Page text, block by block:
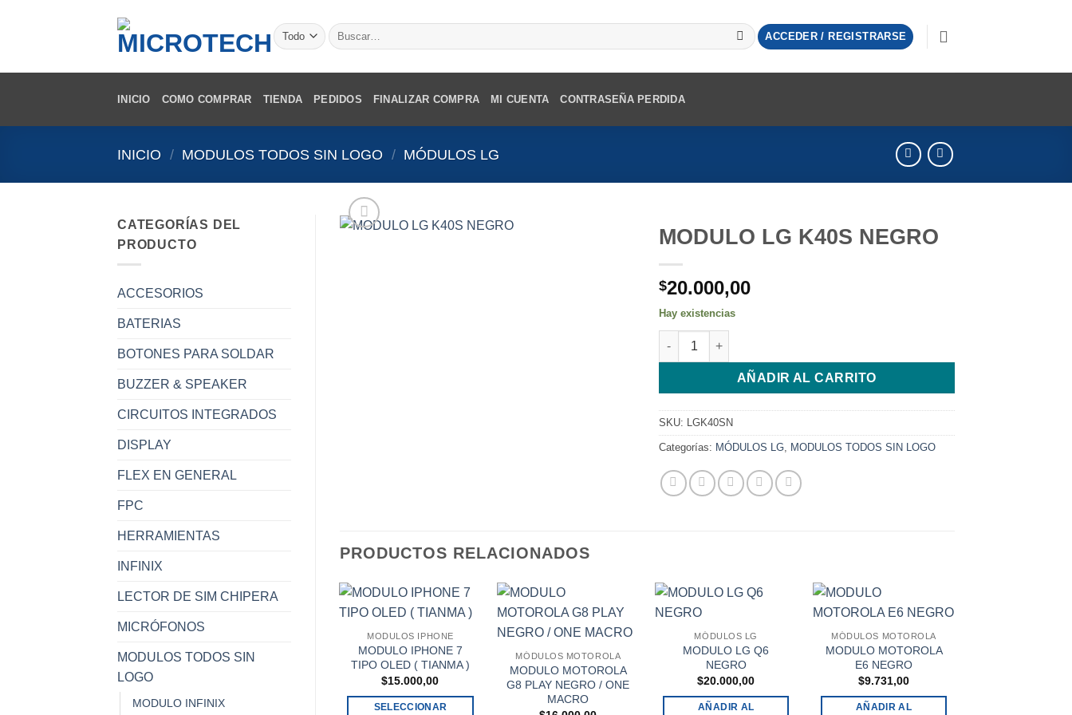
Buscar
por:
ACCEDER / REGISTRARSE
INICIO COMO COMPRAR TIENDA PEDIDOS FINALIZAR COMPRA MI CUENTA CONTRASEÑA PERDIDA
INICIO / MODULOS TODOS SIN LOGO / MÓDULOS LG
CATEGORÍAS DEL
PRODUCTO
ACCESORIOS
BATERIAS
BOTONES PARA SOLDAR
BUZZER & SPEAKER
CIRCUITOS INTEGRADOS
DISPLAY
FLEX EN GENERAL
FPC
HERRAMIENTAS
INFINIX
LECTOR DE SIM CHIPERA
MICRÓFONOS
MODULOS TODOS SIN
LOGO
MODULO INFINIX
MODULO LG K40S NEGRO
$20.000,00
Hay existencias
MODULO LG K40S NEGRO cantidad
AÑADIR AL CARRITO
SKU: LGK40SN
Categorías: MÓDULOS LG MODULOS TODOS SIN LOGO
PRODUCTOS RELACIONADOS
MODULOS IPHONE
MODULO IPHONE 7
TIPO OLED ( TIANMA )
$15.000,00
SELECCIONAR
MÓDULOS MOTOROLA
MODULO MOTOROLA
G8 PLAY NEGRO / ONE
MACRO
MÓDULOS LG
MODULO LG Q6
NEGRO
$20.000,00
AÑADIR AL
MÓDULOS MOTOROLA
MODULO MOTOROLA
E6 NEGRO
$9.731,00
AÑADIR AL